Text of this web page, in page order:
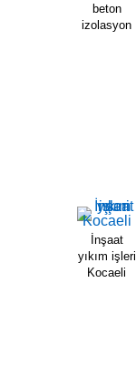
beton
izolasyon
İnşaat
yıkım işleri
Kocaeli